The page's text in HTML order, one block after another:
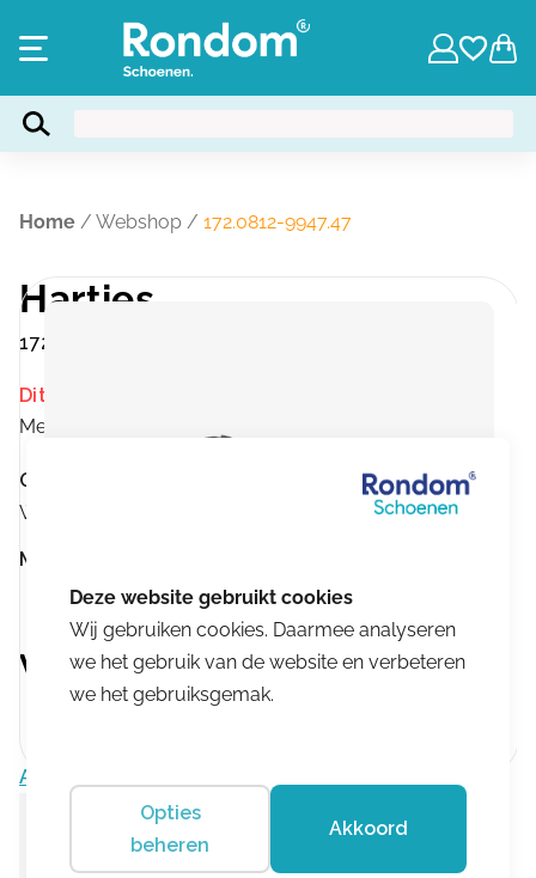
Home / Webshop / 172.0812-9947.47
Hartjes
172.0812-9947.47
Dit product is momenteel niet op voorraad.
Merk:
Omschrijving
Wijdtemaat:G
Merk:
Vergelijkbare producten
Aanbieding!
Wij gebruiken cookies. Daarmee analyseren
we het gebruik van de website en verbeteren
we het gebruiksgemak.
Opties
beheren
Akkoord